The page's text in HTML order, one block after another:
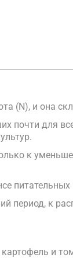
(N), и она
почти для
к
питательных
период, к
картофель и